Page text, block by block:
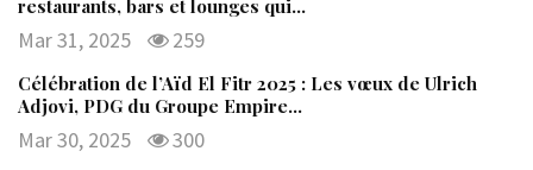
restaurants, bars et lounges qui…
Mar 31, 2025 259
Célébration de l’Aïd El Fitr 2025 : Les vœux de Ulrich
Adjovi, PDG du Groupe Empire…
Mar 30, 2025 300